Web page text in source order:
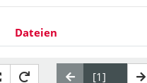
Dateien